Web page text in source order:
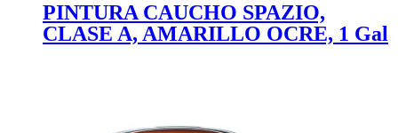
PINTURA CAUCHO SPAZIO,
CLASE A, AMARILLO OCRE, 1 Gal